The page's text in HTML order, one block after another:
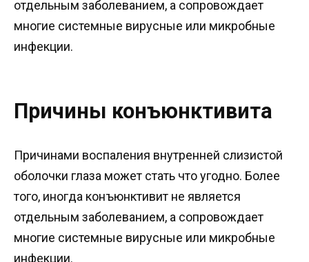
отдельным заболеванием, а сопровождает
многие системные вирусные или микробные
инфекции.
Причины конъюнктивита
Причинами воспаления внутренней слизистой
оболочки глаза может стать что угодно. Более
того, иногда конъюнктивит не является
отдельным заболеванием, а сопровождает
многие системные вирусные или микробные
инфекции.